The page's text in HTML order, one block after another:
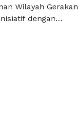
Wilayah Gerakan
dengan
verifikasi